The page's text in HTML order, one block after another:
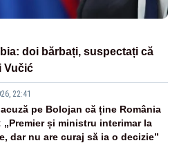
doi bărbați, suspectați că
Vučić
22:41
pe Bolojan că ține România
„Premier și ministru interimar la
dar nu are curaj să ia o decizie”